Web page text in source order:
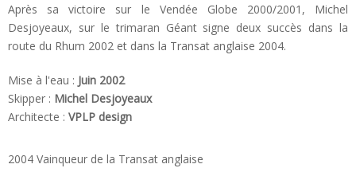
Après sa victoire sur le Vendée Globe 2000/2001, Michel
Desjoyeaux, sur le trimaran Géant signe deux succès dans la
route du Rhum 2002 et dans la Transat anglaise 2004.
Mise à l'eau : Juin 2002
Skipper : Michel Desjoyeaux
Architecte : VPLP design
2004 Vainqueur de la Transat anglaise